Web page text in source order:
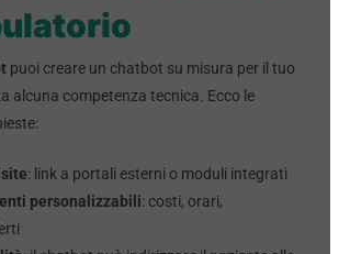
puoi creare un chatbot su misura per il tuo
alcuna competenza tecnica. Ecco le
: link a portali esterni o moduli integrati
personalizzabili: costi, orari,